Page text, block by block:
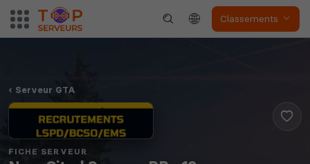
Classements
Serveur GTA
FICHE SERVEUR